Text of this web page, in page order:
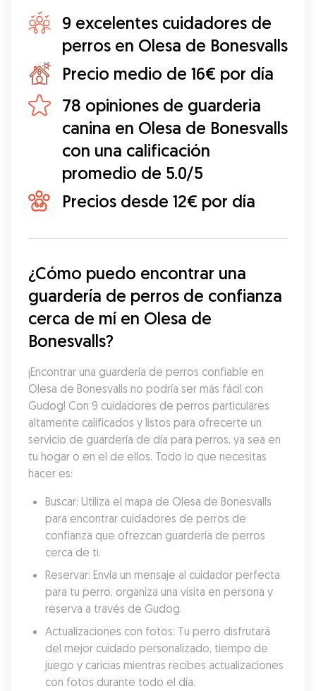
9 excelentes cuidadores de
perros en Olesa de Bonesvalls
Precio medio de 16€ por día
78 opiniones de guarderia
canina en Olesa de Bonesvalls
con una calificación
promedio de 5.0/5
Precios desde 12€ por día
¿Cómo puedo encontrar una
guardería de perros de confianza
cerca de mí en Olesa de
Bonesvalls?
¡Encontrar una guardería de perros confiable en
Olesa de Bonesvalls no podría ser más fácil con
Gudog! Con 9 cuidadores de perros particulares
altamente calificados y listos para ofrecerte un
servicio de guardería de día para perros, ya sea en
tu hogar o en el de ellos. Todo lo que necesitas
hacer es:
Buscar: Utiliza el mapa de Olesa de Bonesvalls
para encontrar cuidadores de perros de
confianza que ofrezcan guardería de perros
cerca de ti.
Reservar: Envía un mensaje al cuidador perfecta
para tu perro, organiza una visita en persona y
reserva a través de Gudog.
Actualizaciones con fotos: Tu perro disfrutará
del mejor cuidado personalizado, tiempo de
juego y caricias mientras recibes actualizaciones
con fotos durante todo el día.